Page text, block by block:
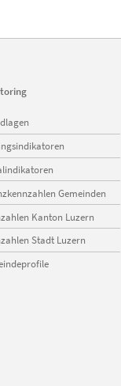
Gemeinden
Kanton Luzern
Stadt Luzern